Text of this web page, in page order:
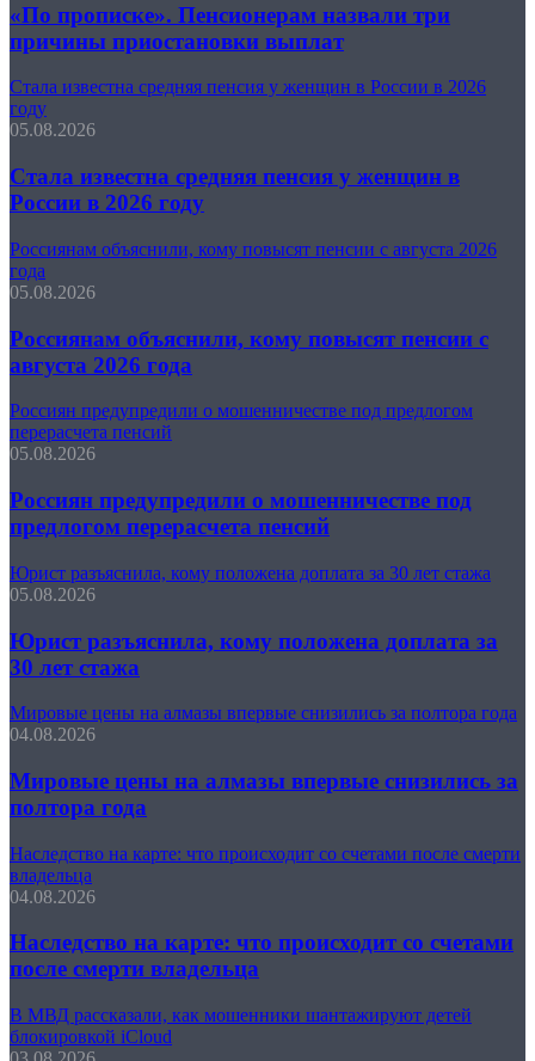
«По прописке». Пенсионерам назвали три
причины приостановки выплат
Стала известна средняя пенсия у женщин в России в 2026
году
05.08.2026
Стала известна средняя пенсия у женщин в
России в 2026 году
Россиянам объяснили, кому повысят пенсии с августа 2026
года
05.08.2026
Россиянам объяснили, кому повысят пенсии с
августа 2026 года
Россиян предупредили о мошенничестве под предлогом
перерасчета пенсий
05.08.2026
Россиян предупредили о мошенничестве под
предлогом перерасчета пенсий
Юрист разъяснила, кому положена доплата за 30 лет стажа
05.08.2026
Юрист разъяснила, кому положена доплата за
30 лет стажа
Мировые цены на алмазы впервые снизились за полтора года
04.08.2026
Мировые цены на алмазы впервые снизились за
полтора года
Наследство на карте: что происходит со счетами после смерти
владельца
04.08.2026
Наследство на карте: что происходит со счетами
после смерти владельца
В МВД рассказали, как мошенники шантажируют детей
блокировкой iCloud